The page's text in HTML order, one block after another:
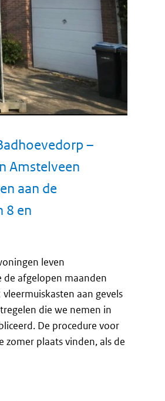
–
Amstelveen
aan de
8 en
leven
de afgelopen maanden
aan gevels
die we nemen in
De procedure voor
plaats vinden, als de